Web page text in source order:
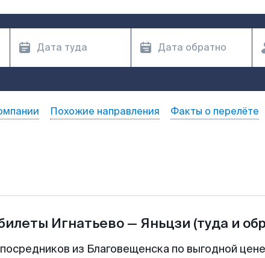
Похожие направления Факты о перелёте
Игнатьево— Яньцзи (туда и
из Благовещенска по выгодной